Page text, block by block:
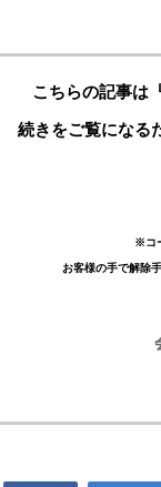
こちらの記事は
続きをご覧になる
※コ
お客様の手で解除
別企画】2026年
アストンマーティ